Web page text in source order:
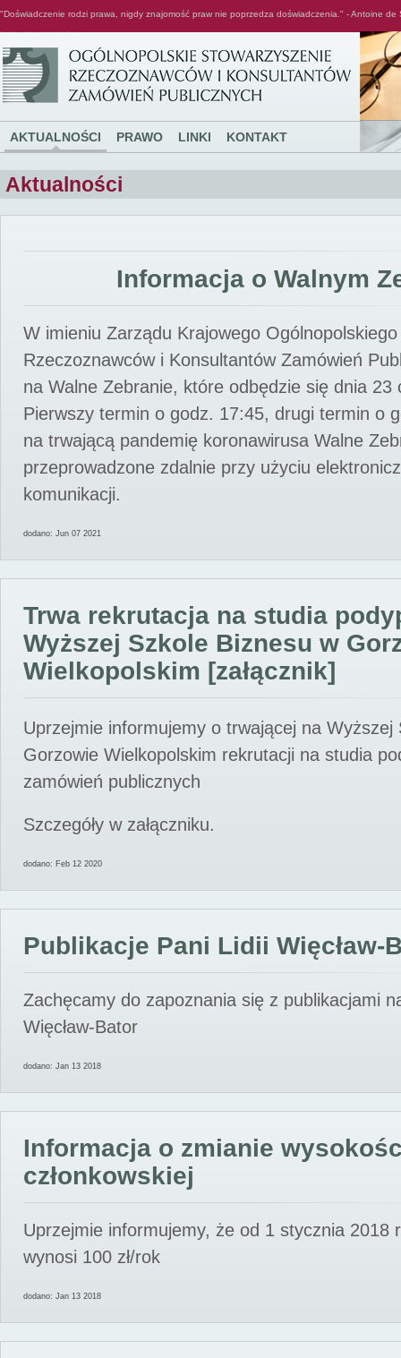
"Doświadczenie rodzi prawa, nigdy znajomość praw nie poprzedza doświadczenia." - Antoine de
AKTUALNOŚCI PRAWO LINKI KONTAKT
Aktualności
Informacja o Walnym
W imieniu Zarządu Krajowego
Rzeczoznawców i Konsultantów Zamówień
na Walne Zebranie, które odbędzie się dnia 23
Pierwszy termin o godz. 17:45, drugi termin o
na trwającą pandemię koronawirusa Walne
przeprowadzone zdalnie przy użyciu
komunikacji.
dodano: Jun 07 2021
Trwa rekrutacja na studia
Wyższej Szkole Biznesu w
Wielkopolskim [załącznik]
Uprzejmie informujemy o trwającej na Wyższej
Gorzowie Wielkopolskim rekrutacji na studia
zamówień publicznych
Szczegóły w załączniku.
dodano: Feb 12 2020
Publikacje Pani Lidii Więcław-
Zachęcamy do zapoznania się z publikacjami
Więcław-Bator
dodano: Jan 13 2018
Informacja o zmianie
członkowskiej
Uprzejmie informujemy, że od 1 stycznia 2018
wynosi 100 zł/rok
dodano: Jan 13 2018